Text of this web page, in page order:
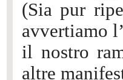
(Sia pur
avvertiamo
il nostro
altre